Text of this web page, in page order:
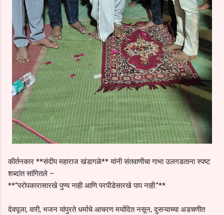
कीर्तनकार **संदीप महाराज खंडागळे** यांनी संतवाणीचा गाभा उलगडताना स्पष्ट
शब्दांत सांगितले –
**“परोपकारासारखे पुण्य नाही आणि परपीडेसारखे पाप नाही.”**
देवपूजा, वारी, भजन यांपुरते धर्माचे आचरण मर्यादित नसून, दुसऱ्याच्या अडचणीत